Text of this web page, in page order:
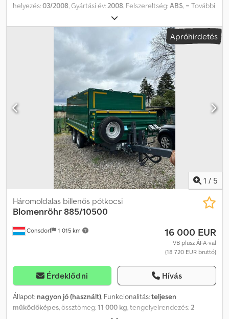
helyezés:03/2008, Gyártási év:2008, Felszereltség:ABS, = További
opciók és tartozékok = Dwsdpfx Aljxt Tgbodja - EBS = További
információk = Bruttó tömeg: 4.040 kg Hasznos teher: 7.960 kg
TELJES ÖSSZTÖMEG: 12.000 kg Eladási ár: € 2.700, US$ 3.145
Apróhirdetés
1 / 5
Consdorf 1 015 km
Háromoldalas billenős pótkocsi
Blomenröhr885/10500
16 000 EUR
VB plusz ÁFA-val
(18 720 EUR bruttó)
Érdeklődni Hívás
Állapot: nagyon jó (használt), Funkcionalitás:teljesen
működőképes, össztömeg:11 000 kg, tengelyelrendezés:2